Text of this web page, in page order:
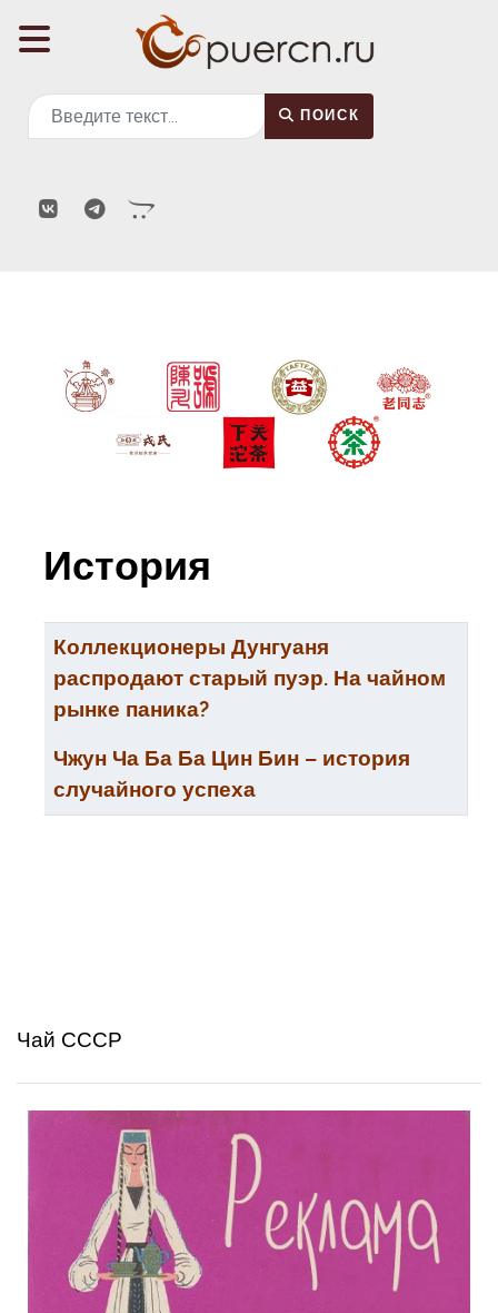
Поиск ПОИСК
История
Заголовок
Коллекционеры Дунгуаня
распродают старый пуэр. На чайном
рынке паника?
Чжун Ча Ба Ба Цин Бин – история
случайного успеха
Чай СССР